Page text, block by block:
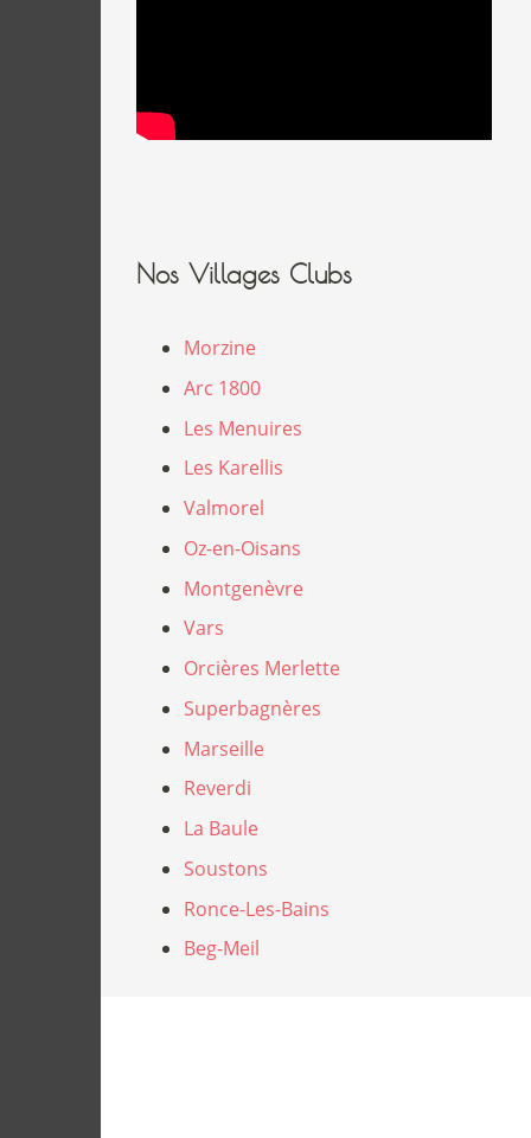
Nos Villages Clubs
Morzine
Arc 1800
Les Menuires
Les Karellis
Valmorel
Oz-en-Oisans
Montgenèvre
Vars
Orcières Merlette
Superbagnères
Marseille
Reverdi
La Baule
Soustons
Ronce-Les-Bains
Beg-Meil